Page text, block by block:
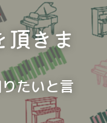
頂きま
たいと言